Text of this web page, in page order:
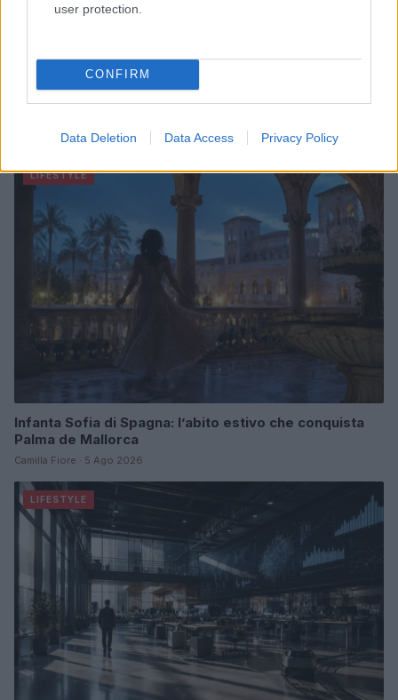
user protection.
CONFIRM
Data Deletion Data Access Privacy Policy
Cristian Castiglioni · 6 Ago 2026
LIFESTYLE
Infanta Sofia di Spagna: l’abito estivo che conquista
Palma de Mallorca
Camilla Fiore · 5 Ago 2026
LIFESTYLE